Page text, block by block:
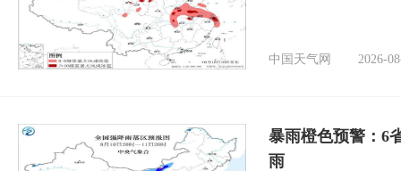
中国天气网 2026-
暴雨橙色预警：6
雨